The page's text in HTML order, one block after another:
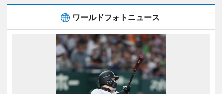
ワールドフォトニュース